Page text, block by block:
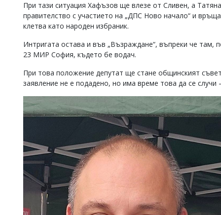
При тази ситуация Хафъзов ще влезе от Сливен, а
правителство с участието на „ДПС Ново начало“ и
клетва като народен избраник.
Интригата остава и във „Възраждане“, въпреки че там,
23 МИР София, където бе водач.
При това положение депутат ще стане общинският
заявление не е подадено, но има време това да се случи